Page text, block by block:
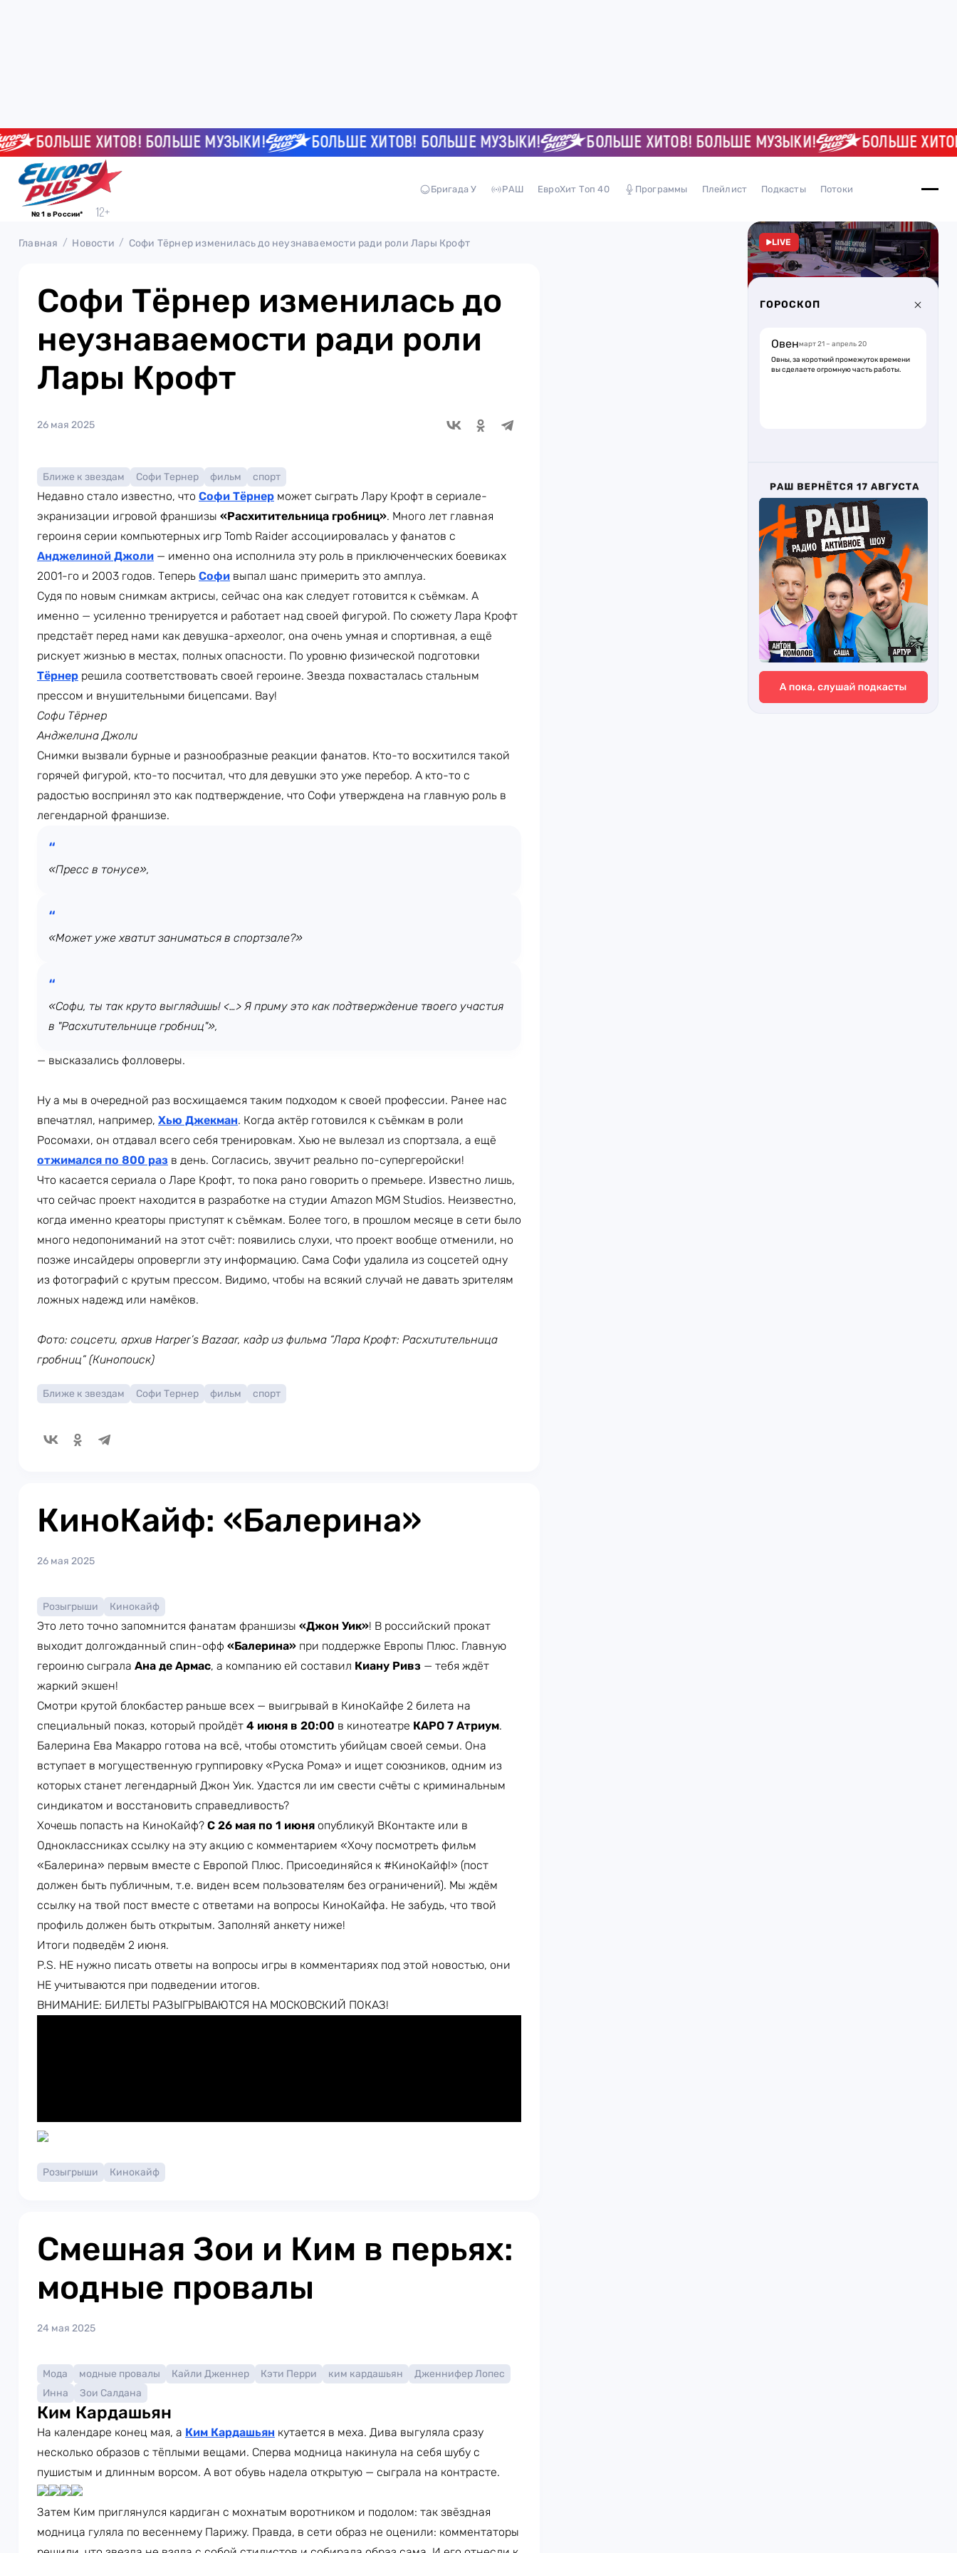
БОЛЬШЕ ХИТОВ! БОЛЬШЕ МУЗЫКИ! БОЛЬШЕ ХИТОВ! БОЛЬШЕ МУЗЫКИ! БОЛЬШЕ ХИТОВ! БОЛЬШЕ МУЗЫКИ! БОЛЬШЕ ХИТОВ!
№ 1 в России*
Бригада У РАШ ЕвроХит Топ 40 Программы Плейлист Подкасты Потоки
Главная Новости Софи Тёрнер изменилась до неузнаваемости ради роли Лары Крофт
Софи Тёрнер изменилась до
неузнаваемости ради роли
Лары Крофт
26 мая 2025
Ближе к звездам Софи Тернер фильм спорт
Недавно стало известно, что Софи Тёрнер может сыграть Лару Крофт в сериале-
экранизации игровой франшизы «Расхитительница гробниц». Много лет главная
героиня серии компьютерных игр Tomb Raider ассоциировалась у фанатов с
Анджелиной Джоли — именно она исполнила эту роль в приключенческих боевиках
2001-го и 2003 годов. Теперь Софи выпал шанс примерить это амплуа.
Судя по новым снимкам актрисы, сейчас она как следует готовится к съёмкам. А
именно — усиленно тренируется и работает над своей фигурой. По сюжету Лара Крофт
предстаёт перед нами как девушка-археолог, она очень умная и спортивная, а ещё
рискует жизнью в местах, полных опасности. По уровню физической подготовки
Тёрнер решила соответствовать своей героине. Звезда похвасталась стальным
прессом и внушительными бицепсами. Вау!
Софи Тёрнер
Анджелина Джоли
Снимки вызвали бурные и разнообразные реакции фанатов. Кто-то восхитился такой
горячей фигурой, кто-то посчитал, что для девушки это уже перебор. А кто-то с
радостью воспринял это как подтверждение, что Софи утверждена на главную роль в
легендарной франшизе.
«Пресс в тонусе»,
«Может уже хватит заниматься в спортзале?»
«Софи, ты так круто выглядишь! <…> Я приму это как подтверждение твоего участия
в "Расхитительнице гробниц"»,
— высказались фолловеры.
Ну а мы в очередной раз восхищаемся таким подходом к своей профессии. Ранее нас
впечатлял, например, Хью Джекман. Когда актёр готовился к съёмкам в роли
Росомахи, он отдавал всего себя тренировкам. Хью не вылезал из спортзала, а ещё
отжимался по 800 раз в день. Согласись, звучит реально по-супергеройски!
Что касается сериала о Ларе Крофт, то пока рано говорить о премьере. Известно лишь,
что сейчас проект находится в разработке на студии Amazon MGM Studios. Неизвестно,
когда именно креаторы приступят к съёмкам. Более того, в прошлом месяце в сети было
много недопониманий на этот счёт: появились слухи, что проект вообще отменили, но
позже инсайдеры опровергли эту информацию. Сама Софи удалила из соцсетей одну
из фотографий с крутым прессом. Видимо, чтобы на всякий случай не давать зрителям
ложных надежд или намёков.
Фото: соцсети, архив Harper’s Bazaar, кадр из фильма “Лара Крофт: Расхитительница
гробниц” (Кинопоиск)
Ближе к звездам Софи Тернер фильм спорт
КиноКайф: «Балерина»
26 мая 2025
Розыгрыши Кинокайф
Это лето точно запомнится фанатам франшизы «Джон Уик»! В российский прокат
выходит долгожданный спин-офф «Балерина» при поддержке Европы Плюс. Главную
героиню сыграла Ана де Армас, а компанию ей составил Киану Ривз — тебя ждёт
жаркий экшен!
Смотри крутой блокбастер раньше всех — выигрывай в КиноКайфе 2 билета на
специальный показ, который пройдёт 4 июня в 20:00 в кинотеатре КАРО 7 Атриум.
Балерина Ева Макарро готова на всё, чтобы отомстить убийцам своей семьи. Она
вступает в могущественную группировку «Руска Рома» и ищет союзников, одним из
которых станет легендарный Джон Уик. Удастся ли им свести счёты с криминальным
синдикатом и восстановить справедливость?
Хочешь попасть на КиноКайф? С 26 мая по 1 июня опубликуй ВКонтакте или в
Одноклассниках ссылку на эту акцию с комментарием «Хочу посмотреть фильм
«Балерина» первым вместе с Европой Плюс. Присоединяйся к #КиноКайф!» (пост
должен быть публичным, т.е. виден всем пользователям без ограничений). Мы ждём
ссылку на твой пост вместе с ответами на вопросы КиноКайфа. Не забудь, что твой
профиль должен быть открытым. Заполняй анкету ниже!
Итоги подведём 2 июня.
P.S. НЕ нужно писать ответы на вопросы игры в комментариях под этой новостью, они
НЕ учитываются при подведении итогов.
ВНИМАНИЕ: БИЛЕТЫ РАЗЫГРЫВАЮТСЯ НА МОСКОВСКИЙ ПОКАЗ!
Розыгрыши Кинокайф
Смешная Зои и Ким в перьях:
модные провалы
24 мая 2025
Мода модные провалы Кайли Дженнер Кэти Перри ким кардашьян
Дженнифер Лопес
Инна
Зои Салдана
Ким Кардашьян
На календаре конец мая, а Ким Кардашьян кутается в меха. Дива выгуляла сразу
несколько образов с тёплыми вещами. Сперва модница накинула на себя шубу с
пушистым и длинным ворсом. А вот обувь надела открытую — сыграла на контрасте.
Затем Ким приглянулся кардиган с мохнатым воротником и подолом: так звёздная
модница гуляла по весеннему Парижу. Правда, в сети образ не оценили: комментаторы
LIVE
ГОРОСКОП
Овенмарт 21 – апрель 20
Овны, за короткий промежуток времени
вы сделаете огромную часть работы.